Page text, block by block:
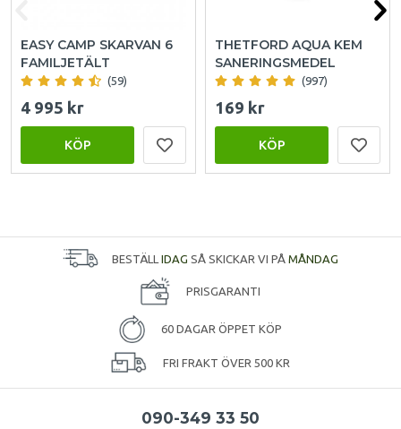
EASY CAMP SKARVAN 6
FAMILJETÄLT
(59)
4 995 kr
KÖP
THETFORD AQUA KEM
SANERINGSMEDEL
(997)
169 kr
KÖP
BESTÄLL IDAG SÅ SKICKAR VI PÅ MÅNDAG
PRISGARANTI
60 DAGAR ÖPPET KÖP
FRI FRAKT ÖVER 500 KR
090-349 33 50